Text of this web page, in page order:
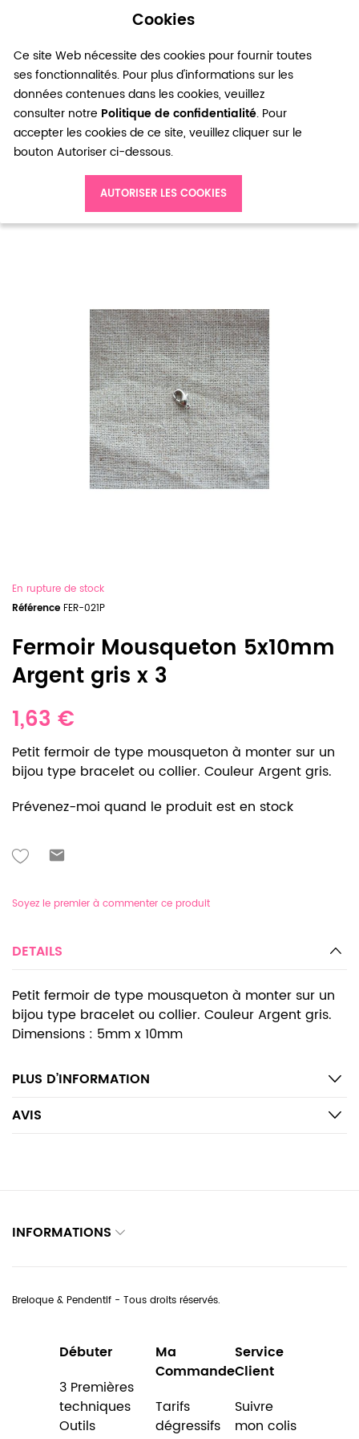
Cookies
Ce site Web nécessite des cookies pour fournir toutes
ses fonctionnalités. Pour plus d'informations sur les
données contenues dans les cookies, veuillez
consulter notre Politique de confidentialité. Pour
accepter les cookies de ce site, veuillez cliquer sur le
bouton Autoriser ci-dessous.
AUTORISER LES COOKIES
0
Fermoir Mousqueton 5x10mm Argent gris x 3
En rupture de stock
Référence FER-021P
Fermoir Mousqueton 5x10mm
Argent gris x 3
1,63 €
Petit fermoir de type mousqueton à monter sur un
bijou type bracelet ou collier. Couleur Argent gris.
Prévenez-moi quand le produit est en stock
Soyez le premier à commenter ce produit
DETAILS
Petit fermoir de type mousqueton à monter sur un
bijou type bracelet ou collier. Couleur Argent gris.
Dimensions : 5mm x 10mm
PLUS D’INFORMATION
AVIS
INFORMATIONS
Breloque & Pendentif - Tous droits réservés.
Débuter
3 Premières
techniques
Outils
Ma
Commande
Tarifs
dégressifs
Service
Client
Suivre
mon colis